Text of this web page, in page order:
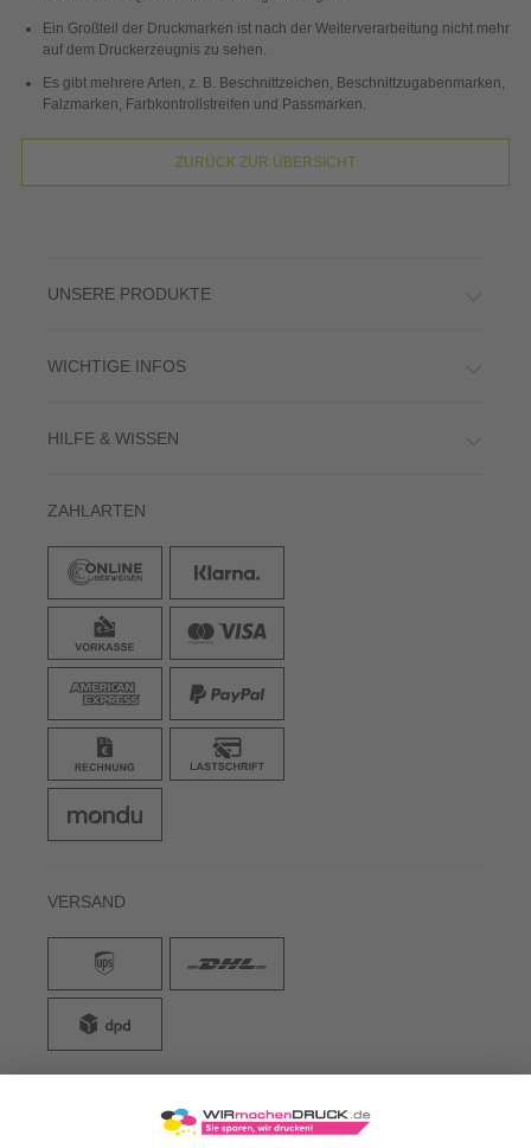
Ein Großteil der Druckmarken ist nach der Weiterverarbeitung nicht mehr
auf dem Druckerzeugnis zu sehen.
Es gibt mehrere Arten, z. B. Beschnittzeichen, Beschnittzugabenmarken,
Falzmarken, Farbkontrollstreifen und Passmarken.
ZURÜCK ZUR ÜBERSICHT
UNSERE PRODUKTE
WICHTIGE INFOS
HILFE & WISSEN
ZAHLARTEN
VERSAND
WIRmachenDRUCK GmbH